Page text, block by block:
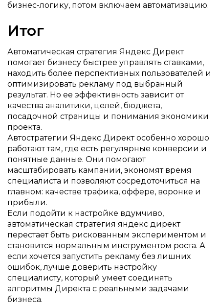
бизнес-логику, потом включаем автоматизацию.
Итог
Автоматическая стратегия Яндекс Директ
помогает бизнесу быстрее управлять ставками,
находить более перспективных пользователей и
оптимизировать рекламу под выбранный
результат. Но ее эффективность зависит от
качества аналитики, целей, бюджета,
посадочной страницы и понимания экономики
проекта.
Автостратегии Яндекс Директ особенно хорошо
работают там, где есть регулярные конверсии и
понятные данные. Они помогают
масштабировать кампании, экономят время
специалиста и позволяют сосредоточиться на
главном: качестве трафика, оффере, воронке и
прибыли.
Если подойти к настройке вдумчиво,
автоматическая стратегия яндекс директ
перестает быть рискованным экспериментом и
становится нормальным инструментом роста. А
если хочется запустить рекламу без лишних
ошибок, лучше доверить настройку
специалисту, который умеет соединять
алгоритмы Директа с реальными задачами
бизнеса.